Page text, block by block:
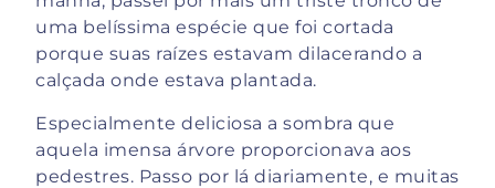
uma belíssima espécie que foi cortada
porque suas raízes estavam dilacerando a
calçada onde estava plantada.
Especialmente deliciosa a sombra que
aquela imensa árvore proporcionava aos
pedestres. Passo por lá diariamente, e muitas